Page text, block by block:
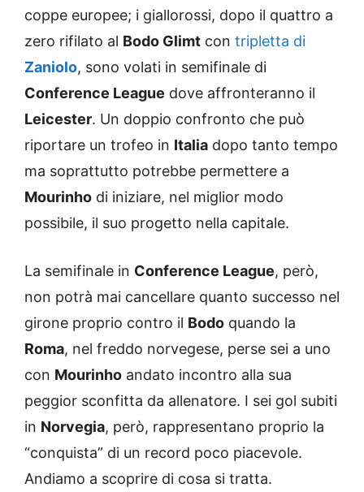
coppe europee; i giallorossi, dopo il quattro a
zero rifilato al Bodo Glimt con tripletta di
Zaniolo, sono volati in semifinale di
Conference League dove affronteranno il
Leicester. Un doppio confronto che può
riportare un trofeo in Italia dopo tanto tempo
ma soprattutto potrebbe permettere a
Mourinho di iniziare, nel miglior modo
possibile, il suo progetto nella capitale.
La semifinale in Conference League, però,
non potrà mai cancellare quanto successo nel
girone proprio contro il Bodo quando la
Roma, nel freddo norvegese, perse sei a uno
con Mourinho andato incontro alla sua
peggior sconfitta da allenatore. I sei gol subiti
in Norvegia, però, rappresentano proprio la
“conquista” di un record poco piacevole.
Andiamo a scoprire di cosa si tratta.